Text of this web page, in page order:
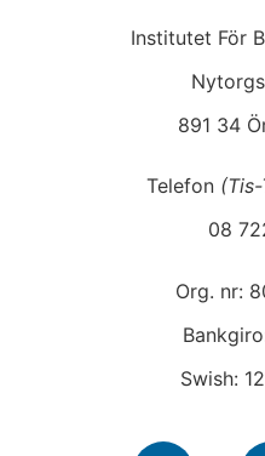
Institutet För
891 34
Telefon
08
Org. nr:
Swish: